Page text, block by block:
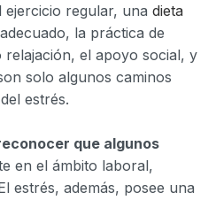
ejercicio regular, una dieta
la práctica de
relajación, el apoyo social, y
solo algunos caminos
estrés.
que algunos
en el ámbito laboral,
estrés, además, posee una